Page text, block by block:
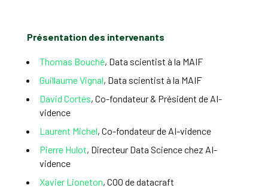
Présentation des intervenants
Thomas Bouché, Data scientist à la MAIF
Guillaume Vignal, Data scientist à la MAIF
David Cortés, Co-fondateur & Président de AI-
vidence
Laurent Michel, Co-fondateur de AI-vidence
Pierre Hulot, Directeur Data Science chez AI-
vidence
Xavier Lioneton, COO de datacraft